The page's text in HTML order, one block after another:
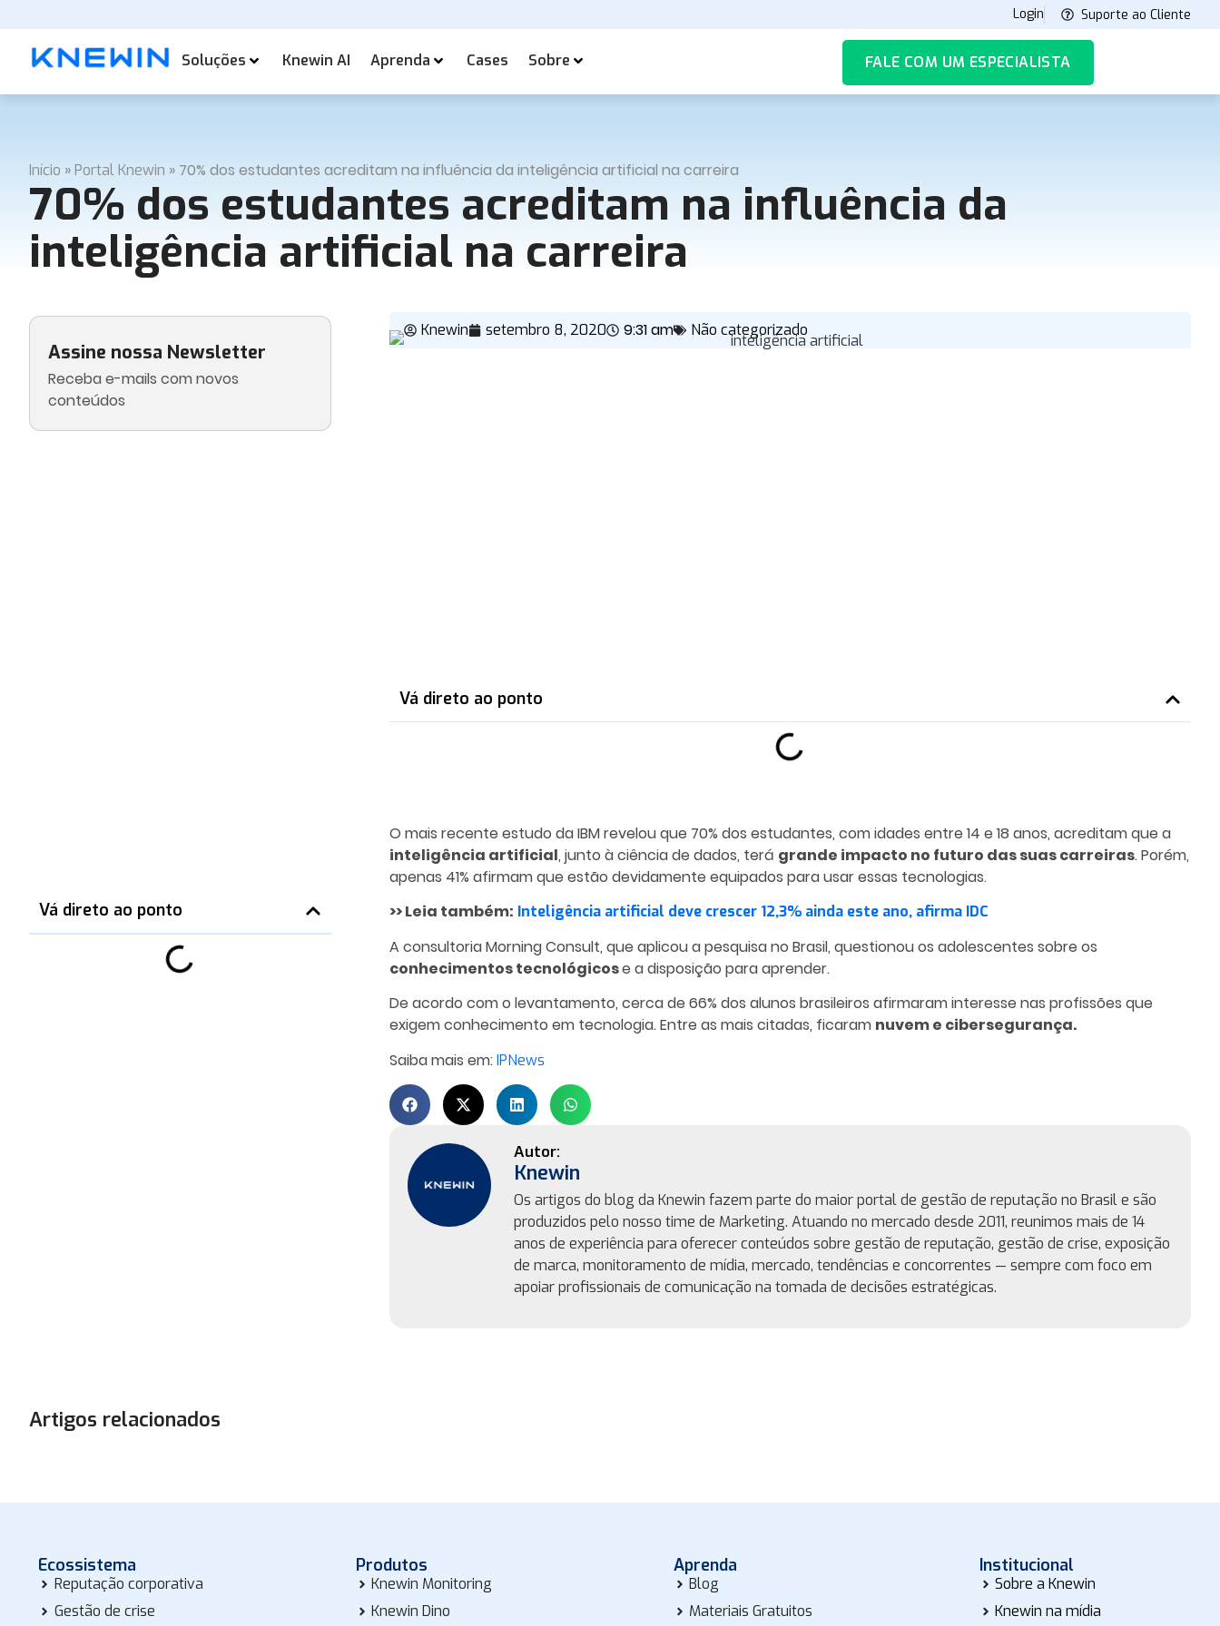
Login Suporte ao Cliente
Soluções Knewin AI Aprenda Cases Sobre FALE COM UM ESPECIALISTA
Início »Portal Knewin » 70% dos estudantes acreditam na influência da inteligência artificial na carreira
70% dos estudantes acreditam na influência da
inteligência artificial na carreira
Assine nossa Newsletter
Receba e-mails com novos
conteúdos
Vá direto ao ponto
Knewin setembro 8, 2020 9:31 am Não categorizado
Vá direto ao ponto
O mais recente estudo da IBM revelou que 70% dos estudantes, com idades entre 14 e 18 anos, acreditam que a
inteligência artificial, junto à ciência de dados, terá grande impacto no futuro das suas carreiras. Porém,
apenas 41% afirmam que estão devidamente equipados para usar essas tecnologias.
>> Leia também: Inteligência artificial deve crescer 12,3% ainda este ano, afirma IDC
A consultoria Morning Consult, que aplicou a pesquisa no Brasil, questionou os adolescentes sobre os
conhecimentos tecnológicose a disposição para aprender.
De acordo com o levantamento, cerca de 66% dos alunos brasileiros afirmaram interesse nas profissões que
exigem conhecimento em tecnologia. Entre as mais citadas, ficaram nuvem e cibersegurança.
Saiba mais em:IPNews
Knewin
Os artigos do blog da Knewin fazem parte do maior portal de gestão de reputação no Brasil e são
produzidos pelo nosso time de Marketing. Atuando no mercado desde 2011, reunimos mais de 14
anos de experiência para oferecer conteúdos sobre gestão de reputação, gestão de crise, exposição
de marca, monitoramento de mídia, mercado, tendências e concorrentes — sempre com foco em
apoiar profissionais de comunicação na tomada de decisões estratégicas.
Artigos relacionados
Ecossistema
Reputação corporativa
Gestão de crise
Produtos
Knewin Monitoring
Knewin Dino
Aprenda
Blog
Materiais Gratuitos
Institucional
Sobre a Knewin
Knewin na mídia